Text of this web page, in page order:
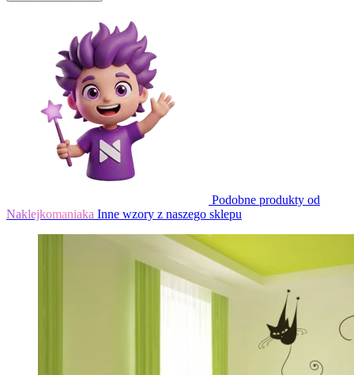
Podobne produkty od
Naklejkomaniaka Inne wzory z naszego sklepu